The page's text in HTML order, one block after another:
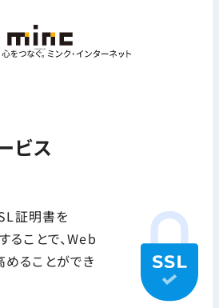
ビス
証明書を
ことで、Web
ることができ